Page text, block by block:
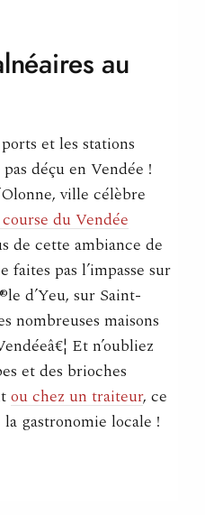
au
et les stations
déçu en Vendée !
ville célèbre
du Vendée
de cette ambiance de
pas l’impasse sur
d’Yeu, sur Saint-
nombreuses maisons
Et n’oubliez
et des brioches
ou chez un traiteur, ce
gastronomie locale !